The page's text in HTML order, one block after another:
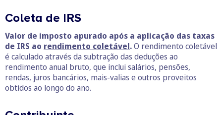
Coleta de IRS
Valor de imposto apurado após a aplicação das taxas
de IRS ao rendimento coletável.O rendimento coletável
é calculado através da subtração das deduções ao
rendimento anual bruto, que inclui salários, pensões,
rendas, juros bancários, mais-valias e outros proveitos
obtidos ao longo do ano.